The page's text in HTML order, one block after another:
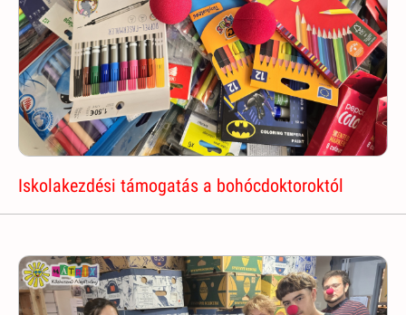
Iskolakezdési támogatás a bohócdoktoroktól